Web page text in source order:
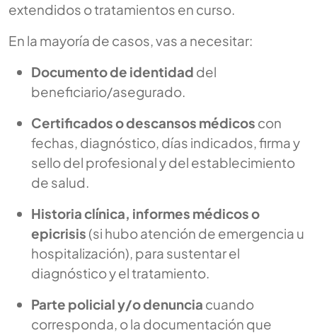
extendidos o tratamientos en curso.
En la mayoría de casos, vas a necesitar:
Documento de identidad del
beneficiario/asegurado.
Certificados o descansos médicos con
fechas, diagnóstico, días indicados, firma y
sello del profesional y del establecimiento
de salud.
Historia clínica, informes médicos o
epicrisis (si hubo atención de emergencia u
hospitalización), para sustentar el
diagnóstico y el tratamiento.
Parte policial y/o denuncia cuando
corresponda, o la documentación que